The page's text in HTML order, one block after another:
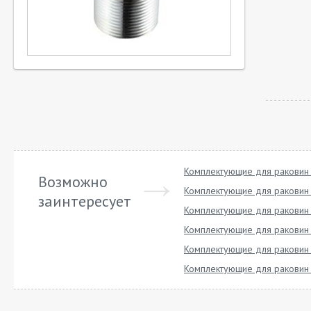
Возможно
заинтересует
Комплектующие для раковин
Комплектующие для
Комплектующие для
Комплектующие для
Комплектующие для раковин
Комплектующие для